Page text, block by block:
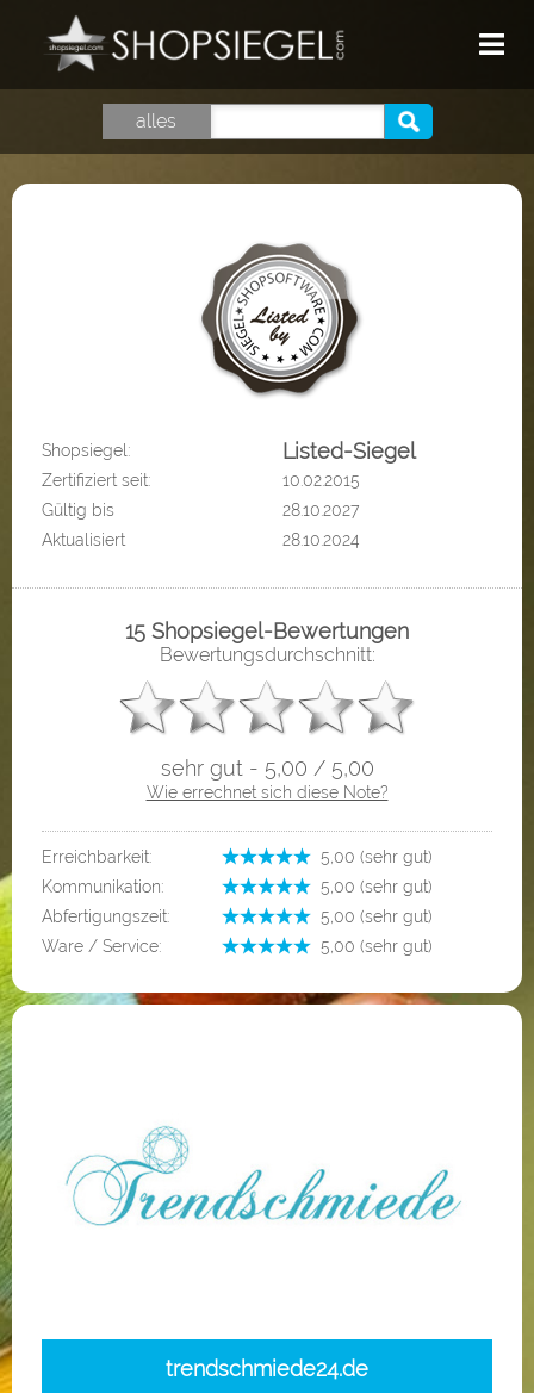
TOP SHOPS
alles
Shopsiegel: Listed-Siegel
Zertifiziert seit:
10.02.2015
Gültig bis
28.10.2027
Aktualisiert
28.10.2024
15 Shopsiegel-Bewertungen
Bewertungsdurchschnitt:
sehr gut - 5,00 / 5,00
Wie errechnet sich diese Note?
Erreichbarkeit:
­ 5,00 (sehr gut)
Kommunikation:
­ 5,00 (sehr gut)
Abfertigungszeit:
­ 5,00 (sehr gut)
Ware / Service:
­ 5,00 (sehr gut)
trendschmiede24.de